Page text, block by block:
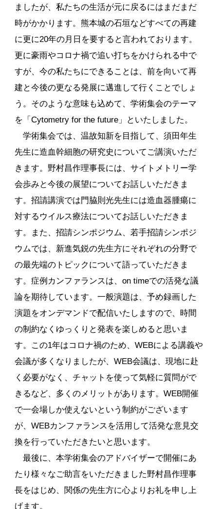
ましたが、私たちの生活が元に戻るにはまだまだ
時がかかります。熊本城の石垣などすべての再建
に更に20年の月日を要すると言われております。
更に豪雨やコロナ禍で追い打ちをかけられる中で
すが、今の私たちにできることは、前を向いて再
建と今後の更なる発展に邁進して行くことでしょ
う。そのような意味も込めて、学術集会のテーマ
を「Cytometry for the future」といたしました。
学術集会では、温故知新を目指して、須田年生
先生に造血幹細胞の研究史についてご講演いただ
きます。野村昌作理事長には、サイトメトリー学
会歩みと今後の展望についてお話しいただきま
す。招請講演では門脇則光先生には造血器腫瘍に
対するウイルス療法についてお話しいただきま
す。また、招請シンポジウム、若手招請シンポジ
ウムでは、新進気鋭の先生方にそれぞれの分野で
の最先端のトピックについて語っていただきま
す。症例カンファランスは、on timeでの活発な議
論を期待しています。一般演題は、予め録画した
演題をオンデマンドで配信いたしますので、時間
の制約なくゆっくりと発表を楽しめると思いま
す。この1年はコロナ禍のため、WEBによる講義や
会議が多くなりましたが、WEB会議は、現地に赴
く必要がなく、チャットを使って気軽に質問がで
きるなど、多くのメリットがあります。WEB開催
で一会場しか使えないという制約がございます
が、WEBカンファランスを活用して活発な意見交
換を行っていただきたいと思います。
最後に、本学術集会のアドバイザーで開催にあ
たり様々なご助言をいただきました野村昌作理事
長をはじめ、関係の先生方に心よりお礼を申し上
げます。